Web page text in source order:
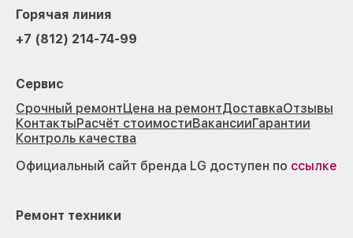
Горячая линия
+7 (812) 214-74-99
Сервис
Срочный ремонтЦена на ремонтДоставкаОтзывы
КонтактыРасчёт стоимостиВакансииГарантии
Контроль качества
Официальный сайт бренда LG доступен по ссылке
Ремонт техники